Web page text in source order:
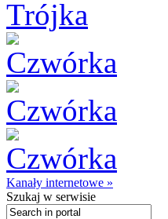
Kanały internetowe »
Szukaj w serwisie